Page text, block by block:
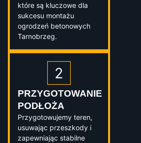
które są kluczowe dla
sukcesu montażu
ogrodzeń betonowych
Tarnobrzeg.
PRZYGOTOWANIE
PODŁOŻA
Przygotowujemy teren,
usuwając przeszkody i
zapewniając stabilne